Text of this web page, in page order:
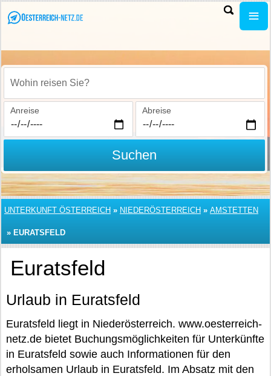
Wohin reisen Sie?
Anreise Abreise
Suchen
UNTERKUNFT ÖSTERREICH » NIEDERÖSTERREICH » AMSTETTEN
» EURATSFELD
Euratsfeld
Urlaub in Euratsfeld
Euratsfeld liegt in Niederösterreich. www.oesterreich-
netz.de bietet Buchungsmöglichkeiten für Unterkünfte
in Euratsfeld sowie auch Informationen für den
erholsamen Urlaub in Euratsfeld. Im Absatz mit den